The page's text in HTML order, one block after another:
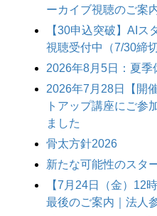
ーカイブ視聴のご案
【30申込突破】AIス
視聴受付中（7/30締切
2026年8月5日：夏季
2026年7月28日【開
トアップ講座にご参
ました
骨太方針2026
新たな可能性のスタ
【7月24日（金）12
最後のご案内｜法人